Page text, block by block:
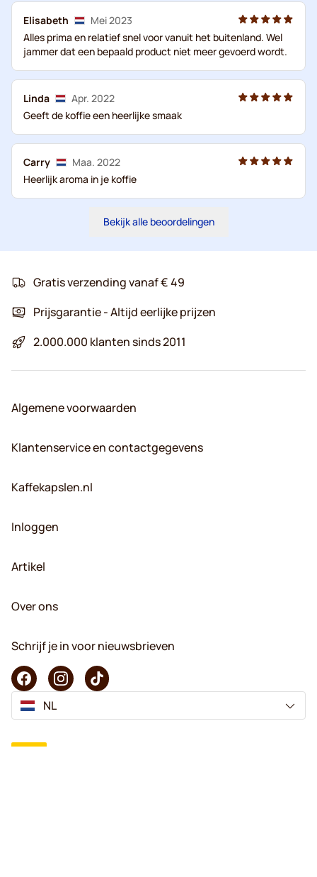
Elisabeth
Mei 2023
Alles prima en relatief snel voor vanuit het buitenland. Wel
jammer dat een bepaald product niet meer gevoerd wordt.
Linda
Apr. 2022
Geeft de koffie een heerlijke smaak
Carry
Maa. 2022
Heerlijk aroma in je koffie
Bekijk alle beoordelingen
Gratis verzending vanaf € 49
Prijsgarantie - Altijd eerlijke prijzen
2.000.000 klanten sinds 2011
Algemene voorwaarden
Klantenservice en contactgegevens
Kaffekapslen.nl
Inloggen
Artikel
Over ons
Schrijf je in voor nieuwsbrieven
NL